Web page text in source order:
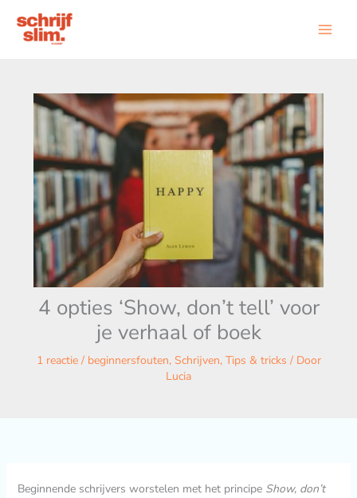
naar
4 opties ‘Show, don’t tell’ voor
je verhaal of boek
1 reactie / beginnersfouten, Schrijven, Tips & tricks / Door
Lucia
Beginnende schrijvers worstelen met het principe Show, don’t